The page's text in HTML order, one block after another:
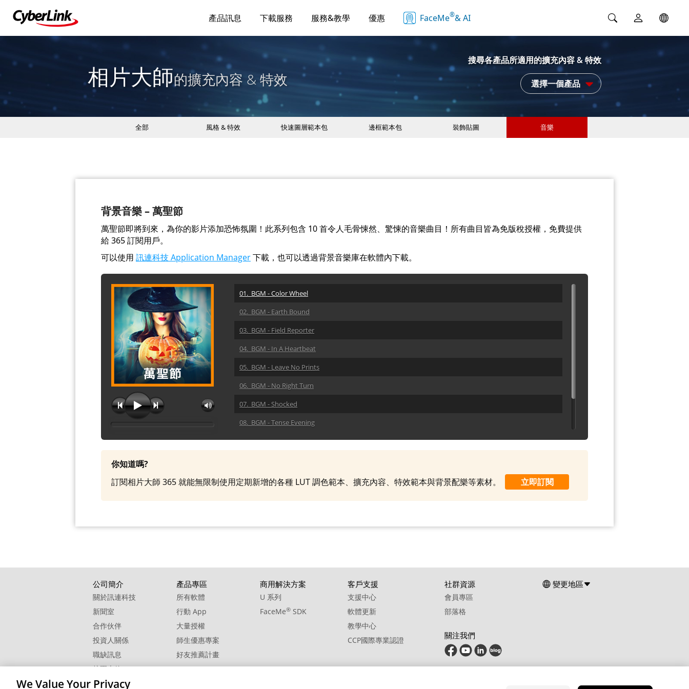
產品訊息 下載服務 服務&教學 優惠 FaceMe®& AI
相片大師的擴充內容 & 特效
搜尋各產品所適用的擴充內容 & 特效
選擇一個產品
全部 風格 & 特效 快速圖層範本包 邊框範本包 裝飾貼圖 音樂
背景音樂 – 萬聖節
萬聖節即將到來，為你的影片添加恐怖氛圍！此系列包含 10 首令人毛骨悚然、驚悚的音樂曲目！所有曲目皆為免版稅授權，免費提供
給 365 訂閱用戶。
可以使用 訊連科技 Application Manager下載，也可以透過背景音樂庫在軟體內下載。
01. BGM - Color Wheel
02. BGM - Earth Bound
03. BGM - Field Reporter
04. BGM - In A Heartbeat
05. BGM - Leave No Prints
06. BGM - No Right Turn
07. BGM - Shocked
08. BGM - Tense Evening
09. BGM - The Gavel
你知道嗎?
訂閱相片大師 365 就能無限制使用定期新增的各種 LUT 調色範本、擴充內容、特效範本與背景配樂等素材。
立即訂閱
公司簡介
關於訊連科技
新聞室
合作伙伴
投資人關係
職缺訊息
校園大使
聯絡我們
產品專區
所有軟體
行動 App
大量授權
師生優惠專案
好友推薦計畫
商用解決方案
U 系列
FaceMe® SDK
客戶支援
支援中心
軟體更新
教學中心
CCP國際專業認證
社群資源
會員專區
部落格
關注我們
變更地區
We Value Your Privacy